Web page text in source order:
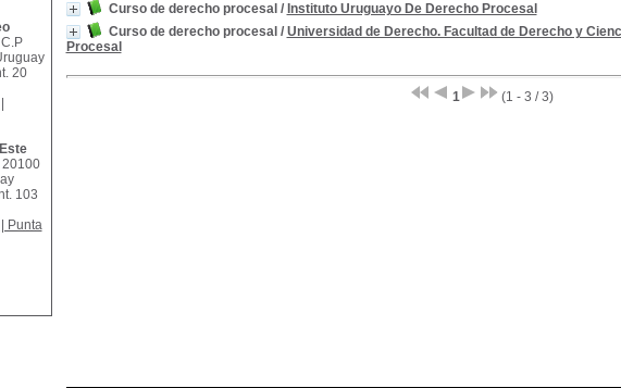
Curso de derecho procesal / Instituto Uruguayo De Derecho Procesal
Curso de derecho procesal / Universidad de Derecho. Facultad de Derecho y
Procesal
1 (1 - 3 / 3)
20
20100
103
Punta